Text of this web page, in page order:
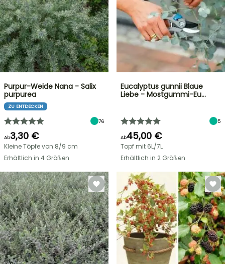
Purpur-Weide Nana - Salix
purpurea
ZU ENTDECKEN
76
Ab3,30 €
Kleine Töpfe von 8/9 cm
Erhältlich in 4 Größen
Eucalyptus gunnii Blaue
Liebe - Mostgummi-Eu…
5
Ab45,00 €
Topf mit 6L/7L
Erhältlich in 2 Größen